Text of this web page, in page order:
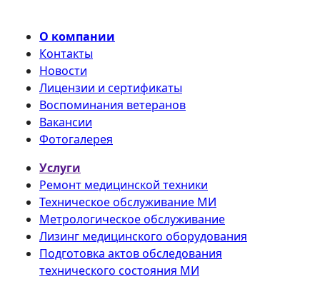
О компании
Контакты
Новости
Лицензии и сертификаты
Воспоминания ветеранов
Вакансии
Фотогалерея
Услуги
Ремонт медицинской техники
Техническое обслуживание МИ
Метрологическое обслуживание
Лизинг медицинского оборудования
Подготовка актов обследования
технического состояния МИ